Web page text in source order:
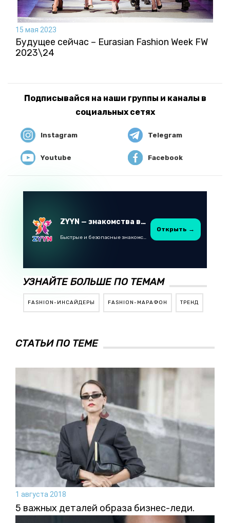
15 мая 2023
Будущее сейчас – Eurasian Fashion Week FW
2023\24
Подписывайся на наши группы и каналы в
социальных сетях
Instagram Telegram
Youtube Facebook
ZYYN — знакомства в Казахстане
Быстрые и безопасные знакомства в Telegram
Открыть →
УЗНАЙТЕ БОЛЬШЕ ПО ТЕМАМ
FASHION-ИНСАЙДЕРЫ FASHION-МАРАФОН ТРЕНД
СТАТЬИ ПО ТЕМЕ
1 августа 2018
5 важных деталей образа бизнес-леди.